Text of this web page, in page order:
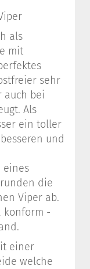
als
mit
sehr
auch bei
Als
ein toller
und
eines
die
Viper ab.
konform -
einer
welche